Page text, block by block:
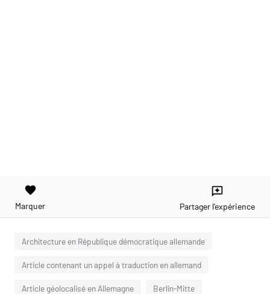
favorite
Marquer
reviews
Partager l'expérience
Architecture en République démocratique allemande
Article contenant un appel à traduction en allemand
Article géolocalisé en Allemagne Berlin-Mitte